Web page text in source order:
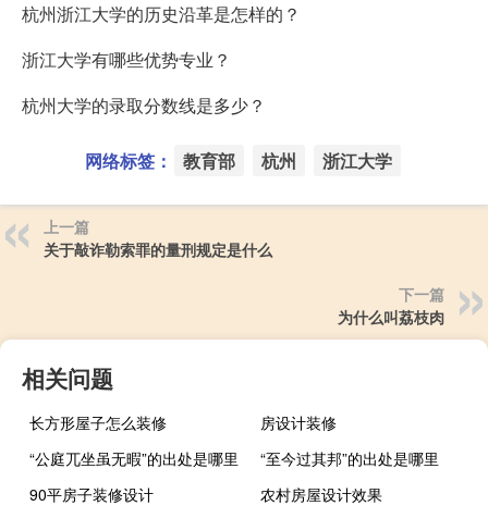
杭州浙江大学的历史沿革是怎样的？
浙江大学有哪些优势专业？
杭州大学的录取分数线是多少？
网络标签： 教育部 杭州 浙江大学
上一篇
关于敲诈勒索罪的量刑规定是什么
下一篇
为什么叫荔枝肉
相关问题
长方形屋子怎么装修
房设计装修
“公庭兀坐虽无暇”的出处是哪里
“至今过其邦”的出处是哪里
90平房子装修设计
农村房屋设计效果